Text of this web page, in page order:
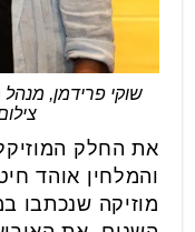
שוקי פרידמן,
את החלק
והמלחין אוהד
מוזיקה שנכתבו